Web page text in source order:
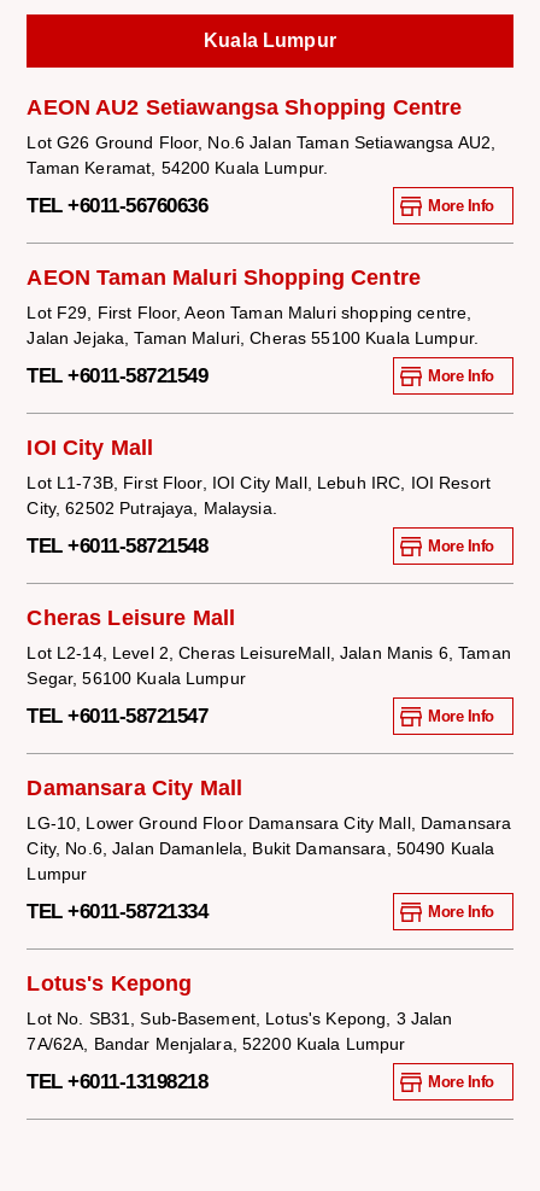
Kuala Lumpur
AEON AU2 Setiawangsa Shopping Centre
Lot G26 Ground Floor, No.6 Jalan Taman Setiawangsa AU2,
Taman Keramat, 54200 Kuala Lumpur.
TEL +6011-56760636 More Info
AEON Taman Maluri Shopping Centre
Lot F29, First Floor, Aeon Taman Maluri shopping centre,
Jalan Jejaka, Taman Maluri, Cheras 55100 Kuala Lumpur.
TEL +6011-58721549 More Info
IOI City Mall
Lot L1-73B, First Floor, IOI City Mall, Lebuh IRC, IOI Resort
City, 62502 Putrajaya, Malaysia.
TEL +6011-58721548 More Info
Cheras Leisure Mall
Lot L2-14, Level 2, Cheras LeisureMall, Jalan Manis 6, Taman
Segar, 56100 Kuala Lumpur
TEL +6011-58721547 More Info
Damansara City Mall
LG-10, Lower Ground Floor Damansara City Mall, Damansara
City, No.6, Jalan Damanlela, Bukit Damansara, 50490 Kuala
Lumpur
TEL +6011-58721334 More Info
Lotus's Kepong
Lot No. SB31, Sub-Basement, Lotus's Kepong, 3 Jalan
7A/62A, Bandar Menjalara, 52200 Kuala Lumpur
TEL +6011-13198218 More Info